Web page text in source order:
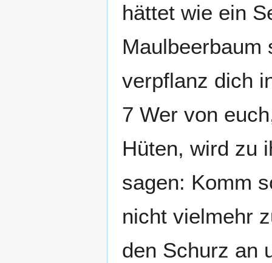
hättet wie ein
Maulbeerbaum
verpflanz dich
7 Wer von
Hüten, wird zu
sagen: Komm
nicht vielmehr
den Schurz an